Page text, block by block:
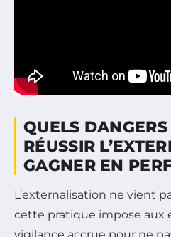
QUELS
RÉUSSIR
GAGNER EN
L’externalisation ne vient
cette pratique impose aux